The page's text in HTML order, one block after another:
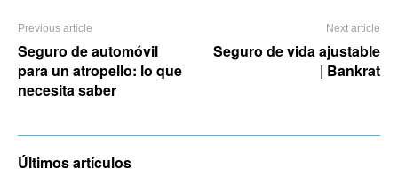
Previous article
Seguro de automóvil
para un atropello: lo que
necesita saber
Next article
Seguro de vida ajustable
| Bankrat
Últimos artículos